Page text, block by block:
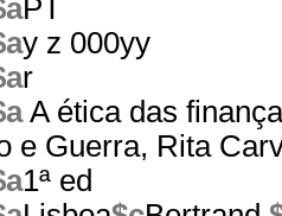
PT
y z 000yy
r
A ética das
e Guerra, Rita
1ª ed